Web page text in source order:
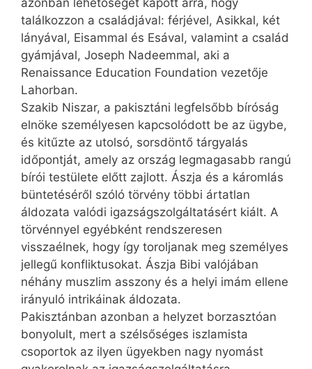
találkozzon a családjával: férjével, Asikkal, két
lányával, Eisammal és Esával, valamint a család
gyámjával, Joseph Na­deemmal, aki a
Renaissance Education Foundation vezetője
Lahorban.
Szakib Niszar, a pakisztáni legfelsőbb bíróság
elnöke személyesen kapcsolódott be az ügybe,
és kitűzte az utolsó, sorsdöntő tárgyalás
időpontját, amely az ország legmagasabb rangú
bírói testülete előtt zajlott. Ászja és a káromlás
büntetéséről szóló törvény többi ártatlan
áldozata valódi igazságszolgáltatásért kiált. A
törvénnyel egyébként rendszeresen
visszaélnek, hogy így toroljanak meg személyes
jellegű konfliktusokat. Ászja Bibi valójában
néhány muszlim asszony és a helyi imám ellene
irányuló intrikáinak áldozata.
Pakisztánban azonban a helyzet borzasztóan
bonyolult, mert a szélsőséges iszlamista
csoportok az ilyen ügyekben nagy nyomást